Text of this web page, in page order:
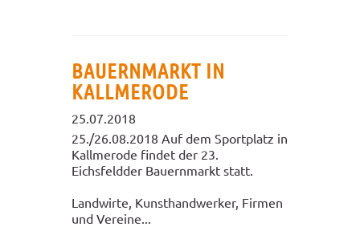
BAUERNMARKT IN
KALLMERODE
25.07.2018
25./26.08.2018 Auf dem Sportplatz in
Kallmerode findet der 23.
Eichsfeldder Bauernmarkt statt.
Landwirte, Kunsthandwerker, Firmen
und Vereine...